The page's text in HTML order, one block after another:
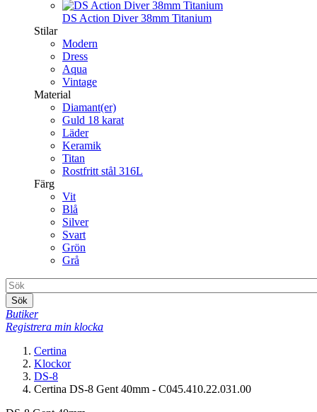
DS Action Diver 38mm Titanium
Stilar
Modern
Dress
Aqua
Vintage
Material
Diamant(er)
Guld 18 karat
Läder
Keramik
Titan
Rostfritt stål 316L
Färg
Vit
Blå
Silver
Svart
Grön
Grå
Sök
Butiker
Registrera min klocka
Certina
Klockor
DS-8
Certina DS-8 Gent 40mm - C045.410.22.031.00